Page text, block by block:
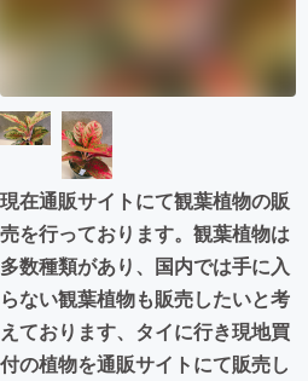
まちづくり・地域活性化
CAMPFIRE for Social Good
CAMPFIREふるさと納税
現在通販サイトにて観葉植物の販
売を行っております。観葉植物は
多数種類があり、国内では手に入
らない観葉植物も販売したいと考
えております、タイに行き現地買
付の植物を通販サイトにて販売し